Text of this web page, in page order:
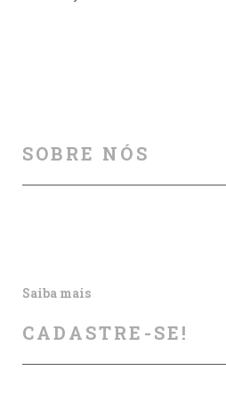
SOBRE NÓS
Saiba mais
CADASTRE-SE!